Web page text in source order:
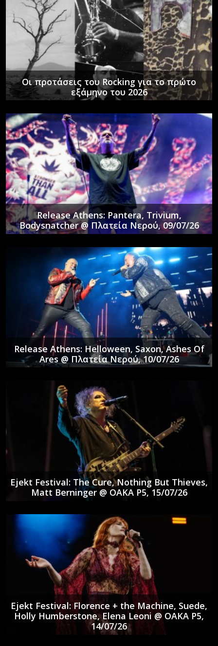
Οι προτάσεις του Rocking για το πρώτο
εξάμηνο του 2026
Release Athens: Pantera, Trivium,
Bodysnatcher @ Πλατεία Νερού, 09/07/26
Release Athens: Helloween, Saxon, Ashes Of
Ares @ Πλατεία Νερού, 10/07/26
Ejekt Festival: The Cure, Nothing But Thieves,
Matt Berninger @ ΟΑΚΑ P5, 15/07/26
Ejekt Festival: Florence + the Machine, Suede,
Holly Humberstone, Elena Leoni @ ΟΑΚΑ P5,
14/07/26